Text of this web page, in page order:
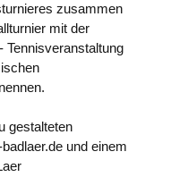
zusammen
mit der
Tennisveranstaltung
gestalteten
und einem